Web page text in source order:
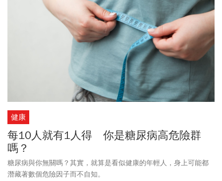
健康
每10人就有1人得 你是糖尿病高危險群
嗎？
糖尿病與你無關嗎？其實，就算是看似健康的年輕人，身上可能都
潛藏著數個危險因子而不自知。